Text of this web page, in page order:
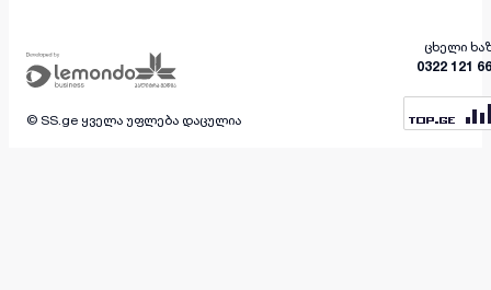
ცხელი
0322 121
© SS.ge ყველა უფლება დაცულია